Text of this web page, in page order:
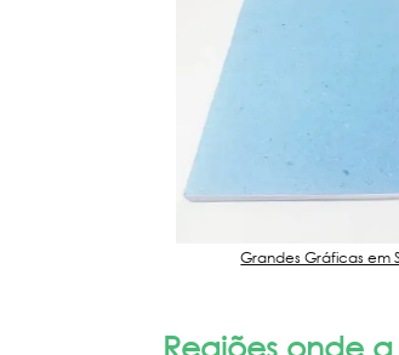
Grandes Gráficas em
Regiões onde